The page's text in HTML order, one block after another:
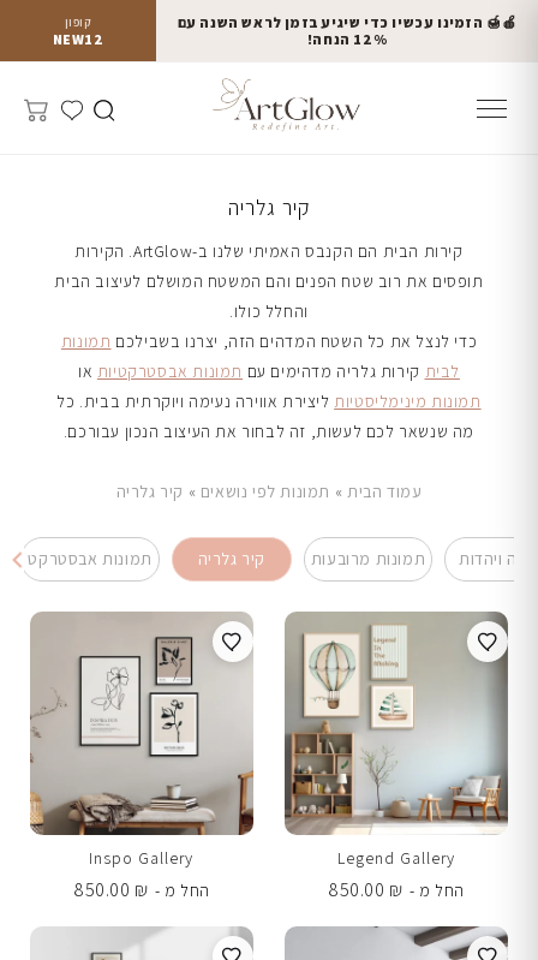
קופון
NEW12
🍎🍯 הזמינו עכשיו כדי שיגיע בזמן לראש השנה עם
12% הנחה!
קיר גלריה
קירות הבית הם הקנבס האמיתי שלנו ב-ArtGlow. הקירות
תופסים את רוב שטח הפנים והם המשטח המושלם לעיצוב הבית
והחלל כולו.
כדי לנצל את כל השטח המדהים הזה, יצרנו בשבילכם תמונות
לבית קירות גלריה מדהימים עם תמונות אבסטרקטיות או
תמונות מינימליסטיות ליצירת אווירה נעימה ויוקרתית בבית. כל
מה שנשאר לכם לעשות, זה לבחור את העיצוב הנכון עבורכם.
עמוד הבית » תמונות לפי נושאים » קיר גלריה
ויהדות תמונות מרובעות קיר גלריה תמונות אבסטרקט
Legend Gallery
החל מ -
850.00 ₪
Inspo Gallery
החל מ -
850.00 ₪